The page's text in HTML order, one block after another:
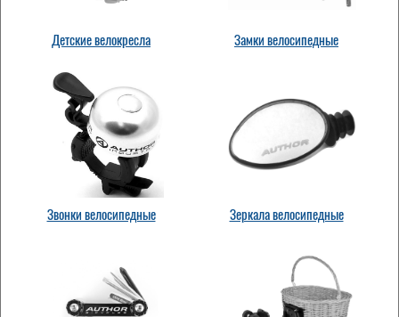
Детские велокресла Замки велосипедные
Звонки велосипедные Зеркала велосипедные